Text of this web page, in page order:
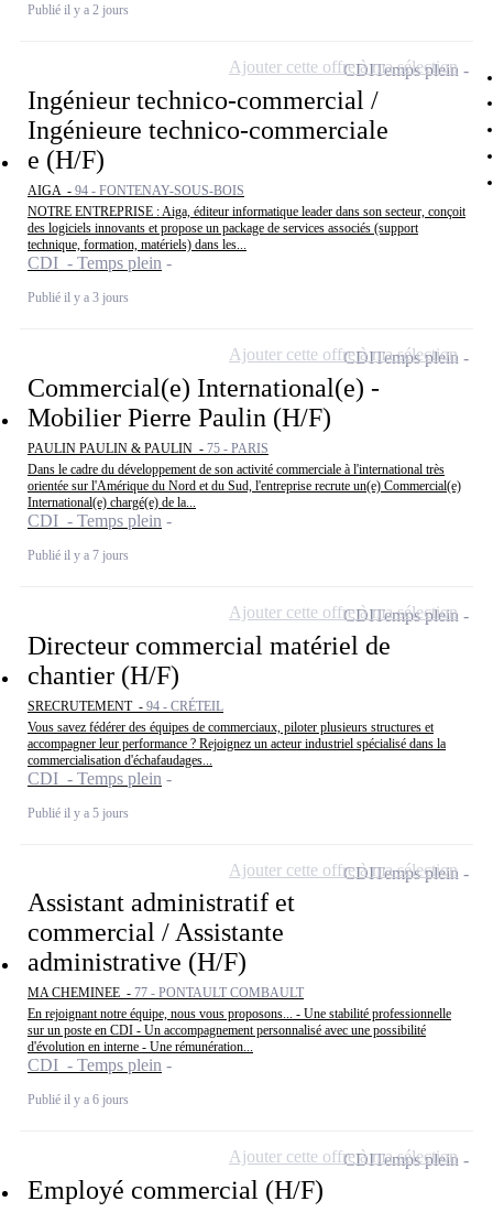
Publié il y a 2 jours
Ingénieur technico-commercial /
Ingénieure technico-commerciale
e (H/F)
AIGA - 94 - FONTENAY-SOUS-BOIS
NOTRE ENTREPRISE : Aiga, éditeur informatique leader dans son secteur, conçoit
des logiciels innovants et propose un package de services associés (support
technique, formation, matériels) dans les...
CDI - Temps plein
Publié il y a 3 jours
CDITemps plein
Ajouter cette offre à ma sélection
Commercial(e) International(e) -
Mobilier Pierre Paulin (H/F)
PAULIN PAULIN & PAULIN - 75 - PARIS
Dans le cadre du développement de son activité commerciale à l'international très
orientée sur l'Amérique du Nord et du Sud, l'entreprise recrute un(e) Commercial(e)
International(e) chargé(e) de la...
CDI - Temps plein
Publié il y a 7 jours
CDITemps plein
Ajouter cette offre à ma sélection
Directeur commercial matériel de
chantier (H/F)
SRECRUTEMENT - 94 - CRÉTEIL
Vous savez fédérer des équipes de commerciaux, piloter plusieurs structures et
accompagner leur performance ? Rejoignez un acteur industriel spécialisé dans la
commercialisation d'échafaudages...
CDI - Temps plein
Publié il y a 5 jours
CDITemps plein
Ajouter cette offre à ma sélection
Assistant administratif et
commercial / Assistante
administrative (H/F)
MA CHEMINEE - 77 - PONTAULT COMBAULT
En rejoignant notre équipe, nous vous proposons... - Une stabilité professionnelle
sur un poste en CDI - Un accompagnement personnalisé avec une possibilité
d'évolution en interne - Une rémunération...
CDI - Temps plein
Publié il y a 6 jours
CDITemps plein
Ajouter cette offre à ma sélection
Employé commercial (H/F)
CDITemps plein
Ajouter cette offre à ma sélection